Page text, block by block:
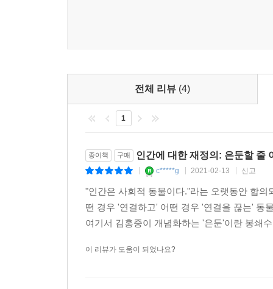
도서관에 꽂혀 있는 수많은 책들에 인쇄된 글자
현존할 뿐이다. 그것은 작용하지도 감응하지도
글자는 인쇄된 특정 모양을 지닌 단순한 잉크 자
우리는 멀리 있는 흉악범보다 주변의 저열한 인
리를 가장 분개시키는 것, 우리가 가장 혐오하는 것
--- p.261
면, 우리는 여행을 통해서만 삶과 만날 수 있다.
은폐능력. 바이러스는 가공할 만한 힘을 가지고 있
COVID-19를 통해 우리는 바이러스라는 비인간
무력화시키고 재구성하는 힘, 사회적 삶에 가져
무언가라면, 타인과의 악수를 꺼리거나 밀폐된
김홍중은 21세기 문명에서 바이러스는 생물학
정치적 현상, 미디어적 현상, 경제적 현상, 심리적
이 책은 아무 쪽이나 펼쳐 읽어도 무방하다. 프롤
소재에서부터 철학자 니클라스 루만에 관한
전체 리뷰 (4)
1
종이책 구매 인간에 대한 재정의: 은둔할 줄
c*****g 2021-02-13 신고
"인간은 사회적 동물이다."라는 오랫동안 합
떤 경우 '연결하고' 어떤 경우 '연결을 끊는' 동
여기서 김홍중이 개념화하는 '은둔'이란 봉쇄
이 리뷰가 도움이 되었나요?